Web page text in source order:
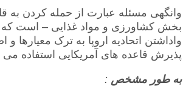
وانگهی مسئله عبارت از حمله کردن به
بخش کشاورزی و مواد غذایی – است که
واداشتن اتحادیه اروپا به ترک
پذیرش قاعده های آمریکایی استفاده می
به طور مشخص :